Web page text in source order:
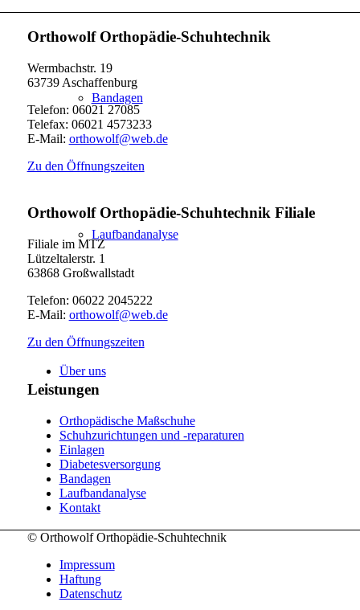
Bandagen
Laufbandanalyse
Über uns
Kontakt
Orthowolf Orthopädie-Schuhtechnik
Wermbachstr. 19
63739 Aschaffenburg
Telefon: 06021 27085
Telefax: 06021 4573233
E-Mail: orthowolf@web.de
Zu den Öffnungszeiten
Orthowolf Orthopädie-Schuhtechnik Filiale
Filiale im MTZ
Lützeltalerstr. 1
63868 Großwallstadt
Telefon: 06022 2045222
E-Mail: orthowolf@web.de
Zu den Öffnungszeiten
Leistungen
Orthopädische Maßschuhe
Schuhzurichtungen und -reparaturen
Einlagen
Diabetesversorgung
Bandagen
Laufbandanalyse
© Orthowolf Orthopädie-Schuhtechnik
Impressum
Haftung
Datenschutz